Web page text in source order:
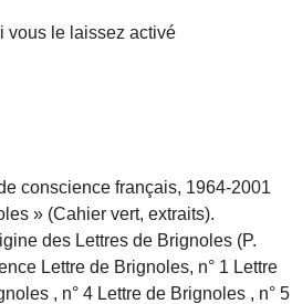
vous le laissez activé
conscience français, 1964-2001
» (Cahier vert, extraits).
des Lettres de Brignoles (P.
Lettre de Brignoles, n° 1 Lettre
, n° 4 Lettre de Brignoles , n° 5